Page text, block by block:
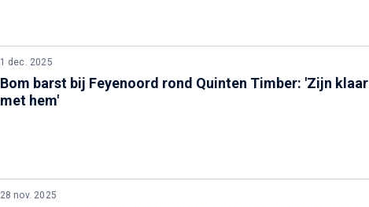
1 dec. 2025
Bom barst bij Feyenoord rond Quinten Timber: 'Zijn klaar
met hem'
28 nov. 2025